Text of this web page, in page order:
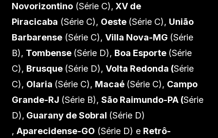
Novorizontino (Série C), XV de
Piracicaba (Série C), Oeste (Série C), União
Barbarense (Série C), Villa Nova-MG (Série
B), Tombense (Série D), Boa Esporte (Série
C), Brusque (Série D), Volta Redonda (Série
C), Olaria (Série C), Macaé (Série C), Campo
Grande-RJ (Série B), São Raimundo-PA (Série
D), Guarany de Sobral (Série D)
, Aparecidense-GO (Série D) e Retrô-